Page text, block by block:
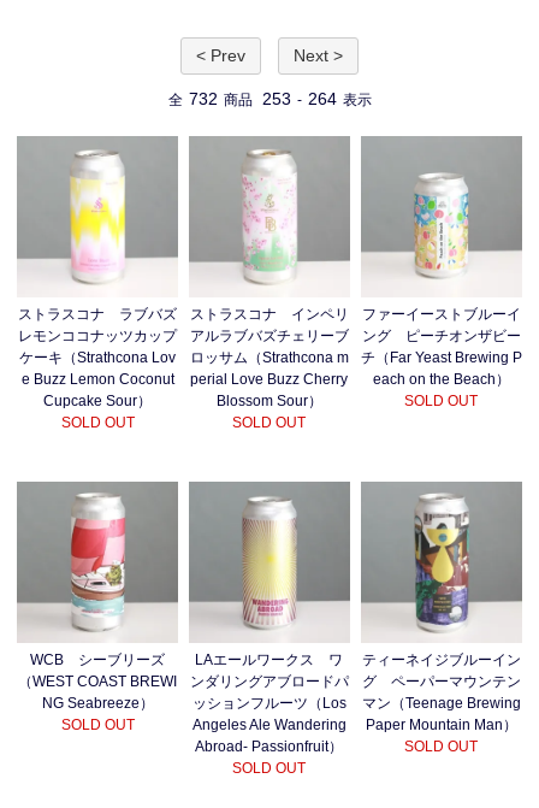
< Prev Next >
全 732 商品 253 - 264 表示
ストラスコナ ラブバズ
レモンココナッツカップ
ケーキ（Strathcona Lov
e Buzz Lemon Coconut
Cupcake Sour）
SOLD OUT
ストラスコナ インペリ
アルラブバズチェリーブ
ロッサム（Strathcona m
perial Love Buzz Cherry
Blossom Sour）
SOLD OUT
ファーイーストブルーイ
ング ピーチオンザビー
チ（Far Yeast Brewing P
each on the Beach）
SOLD OUT
WCB シーブリーズ
（WEST COAST BREWI
NG Seabreeze）
SOLD OUT
LAエールワークス ワ
ンダリングアブロードパ
ッションフルーツ（Los
Angeles Ale Wandering
Abroad- Passionfruit）
SOLD OUT
ティーネイジブルーイン
グ ペーパーマウンテン
マン（Teenage Brewing
Paper Mountain Man）
SOLD OUT